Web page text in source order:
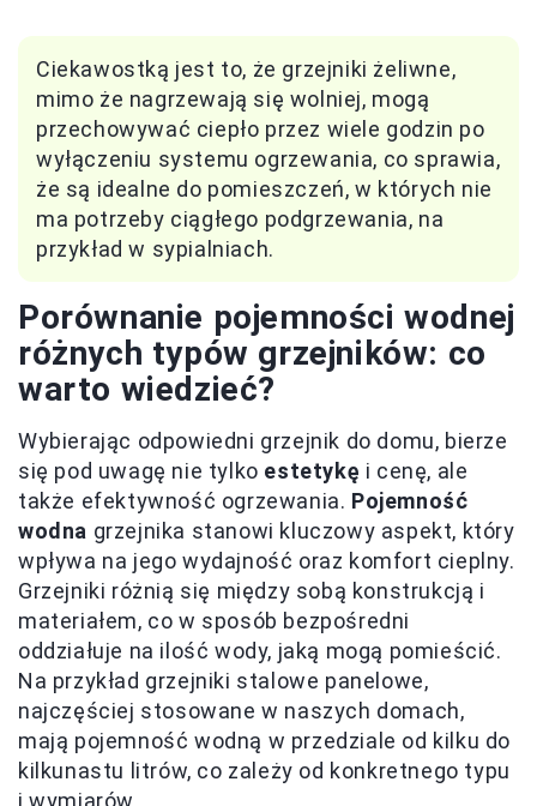
Ciekawostką jest to, że grzejniki żeliwne,
mimo że nagrzewają się wolniej, mogą
przechowywać ciepło przez wiele godzin po
wyłączeniu systemu ogrzewania, co sprawia,
że są idealne do pomieszczeń, w których nie
ma potrzeby ciągłego podgrzewania, na
przykład w sypialniach.
Porównanie pojemności wodnej
różnych typów grzejników: co
warto wiedzieć?
Wybierając odpowiedni grzejnik do domu, bierze
się pod uwagę nie tylko estetykę i cenę, ale
także efektywność ogrzewania. Pojemność
wodna grzejnika stanowi kluczowy aspekt, który
wpływa na jego wydajność oraz komfort cieplny.
Grzejniki różnią się między sobą konstrukcją i
materiałem, co w sposób bezpośredni
oddziałuje na ilość wody, jaką mogą pomieścić.
Na przykład grzejniki stalowe panelowe,
najczęściej stosowane w naszych domach,
mają pojemność wodną w przedziale od kilku do
kilkunastu litrów, co zależy od konkretnego typu
i wymiarów.